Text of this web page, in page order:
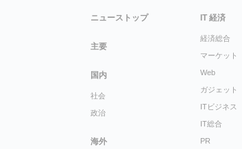
ニューストップ
主要
国内
社会
政治
海外
IT 経済
経済総合
マーケット
Web
ガジェット
ITビジネス
IT総合
PR